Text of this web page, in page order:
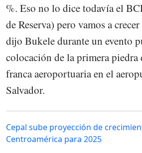
%. Eso no lo dice todavía el
de Reserva) pero vamos a
dijo Bukele durante un evento
colocación de la primera piedra
franca aeroportuaria en el
Salvador.
Cepal sube proyección de
Centroamérica para 2025